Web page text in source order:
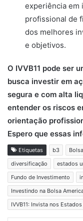
experiência em
profissional de
dos melhores
e objetivos.
O IVVB11 pode ser
busca investir em
segura e com alta
entender os riscos
orientação
Espero que essas
Etiquetas b3 Bolsa
diversificação
estados
Fundo de Investimento
Investindo na Bolsa
IVVB11: Invista nos